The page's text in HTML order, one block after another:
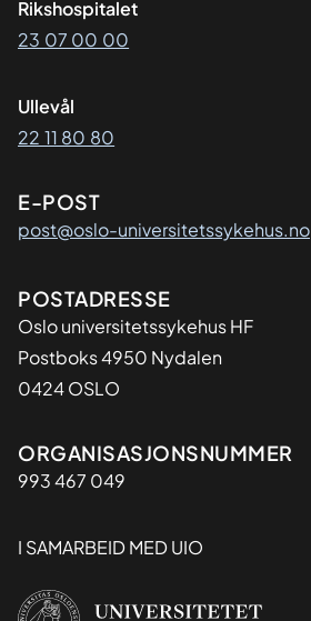
Rikshospitalet
23 07 00 00
Ullevål
22 11 80 80
E-POST
post@oslo-universitetssykehus.no
Adresse
POSTADRESSE
Oslo universitetssykehus HF
Postboks 4950 Nydalen
0424 OSLO
Organisasjon
ORGANISASJONSNUMMER
993 467 049
I SAMARBEID MED UIO